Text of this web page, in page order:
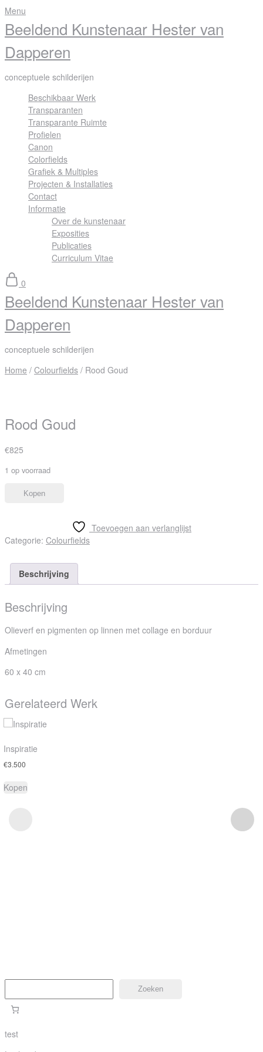
Skip
to
content
Menu
Beeldend Kunstenaar Hester van
Dapperen
conceptuele schilderijen
Beschikbaar Werk
Transparanten
Transparante Ruimte
Profielen
Canon
Colorfields
Grafiek & Multiples
Projecten & Installaties
Contact
Informatie
Over de kunstenaar
Exposities
Publicaties
Curriculum Vitae
0
Beeldend Kunstenaar Hester van
Dapperen
conceptuele schilderijen
Home / Colourfields / Rood Goud
Rood Goud
€825
1 op voorraad
Kopen
Toevoegen aan verlanglijst
Categorie: Colourfields
Beschrijving
Beschrijving
Olieverf en pigmenten op linnen met collage en borduur
Afmetingen
60 x 40 cm
Gerelateerd Werk
Inspiratie
€3.500
Kopen
Zoeken
test